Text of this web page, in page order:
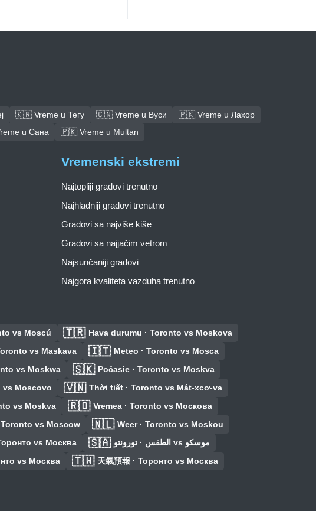
🇰🇷 Vreme u Тегу 🇨🇳 Vreme u Вуси
🇵🇰 Vreme u Лахор
u Сана 🇵🇰 Vreme u Multan
Vremenski ekstremi
Najtopliji gradovi trenutno
Najhladniji gradovi trenutno
Gradovi sa najviše kiše
Gradovi sa najjačim vetrom
Najsunčaniji gradovi
Najgora kvaliteta vazduha trenutno
vs Moscú 🇹🇷 Hava durumu · Toronto vs Moskova
vs Maskava 🇮🇹 Meteo · Toronto vs Mosca
vs Moskwa 🇸🇰 Počasie · Toronto vs Moskva
vs Moscovo 🇻🇳 Thời tiết · Toronto vs Mát-xcơ-va
vs Moskva 🇷🇴 Vremea · Toronto vs Москова
Toronto vs Moscow 🇳🇱 Weer · Toronto vs Moskou
vs Москва 🇸🇦 الطقس · تورونتو vs موسكو
vs Москва 🇹🇼 天氣預報 · Торонто vs Москва